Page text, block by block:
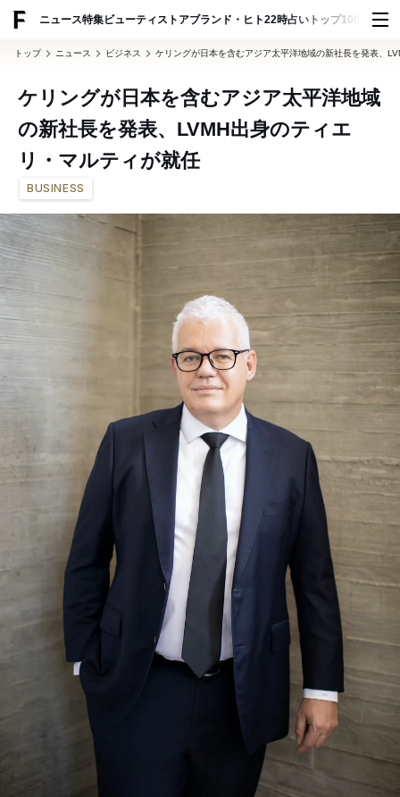
ニュース特集ビューティ ストアブランド・ヒト22時占い トップ100 スナッ
トップ ニュース ビジネス ケリングが日本を含むアジア太平洋地域の新社長を発表、
ケリングが日本を含むアジア太平洋地域
の新社長を発表、LVMH出身のティエ
リ・マルティが就任
BUSINESS